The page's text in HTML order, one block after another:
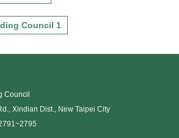
Council 1
Council
Xindian Dist., New Taipei City